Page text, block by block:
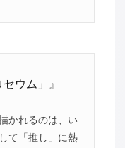
ウム」』
かれるのは、い
て「推し」に熱